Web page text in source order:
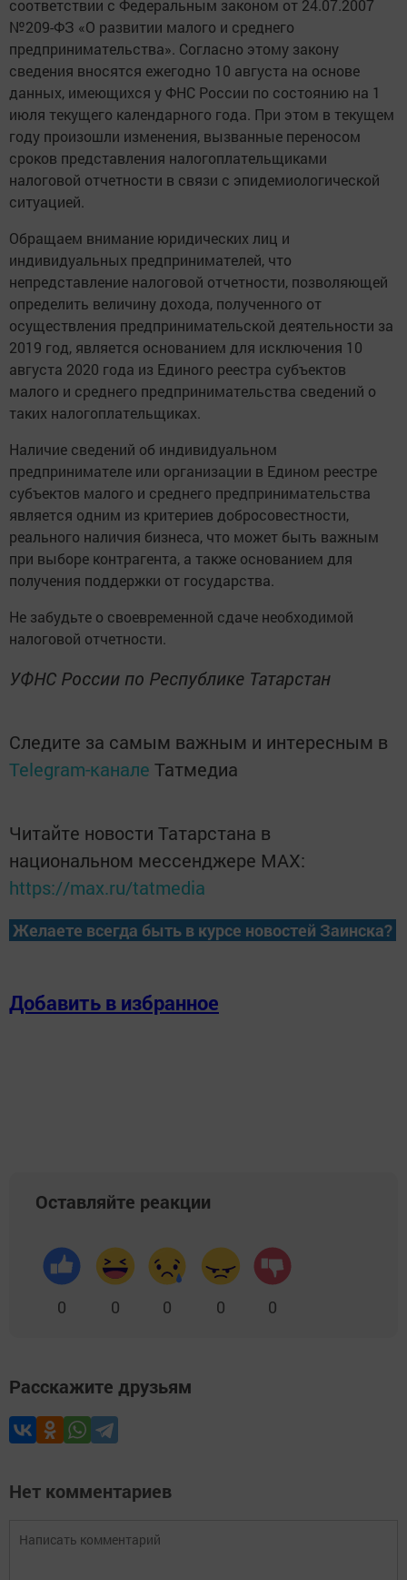
соответствии с Федеральным законом от 24.07.2007
№209-ФЗ «О развитии малого и среднего
предпринимательства». Согласно этому закону
сведения вносятся ежегодно 10 августа на основе
данных, имеющихся у ФНС России по состоянию на 1
июля текущего календарного года. При этом в текущем
году произошли изменения, вызванные переносом
сроков представления налогоплательщиками
налоговой отчетности в связи с эпидемиологической
ситуацией.
Обращаем внимание юридических лиц и
индивидуальных предпринимателей, что
непредставление налоговой отчетности, позволяющей
определить величину дохода, полученного от
осуществления предпринимательской деятельности за
2019 год, является основанием для исключения 10
августа 2020 года из Единого реестра субъектов
малого и среднего предпринимательства сведений о
таких налогоплательщиках.
Наличие сведений об индивидуальном
предпринимателе или организации в Едином реестре
субъектов малого и среднего предпринимательства
является одним из критериев добросовестности,
реального наличия бизнеса, что может быть важным
при выборе контрагента, а также основанием для
получения поддержки от государства.
Не забудьте о своевременной сдаче необходимой
налоговой отчетности.
УФНС России по Республике Татарстан
Следите за самым важным и интересным в
Telegram-канале Татмедиа
Читайте новости Татарстана в
национальном мессенджере MАХ:
https://max.ru/tatmedia
Желаете всегда быть в курсе новостей Заинска?
Добавить в избранное
Оставляйте реакции
0 0 0 0 0
Расскажите друзьям
Нет комментариев